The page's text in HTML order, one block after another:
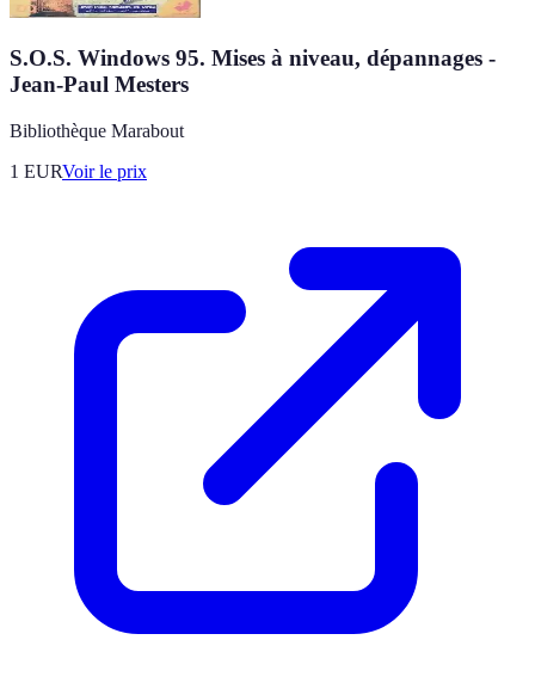
S.O.S. Windows 95. Mises à niveau, dépannages -
Jean-Paul Mesters
Bibliothèque Marabout
1 EURVoir le prix